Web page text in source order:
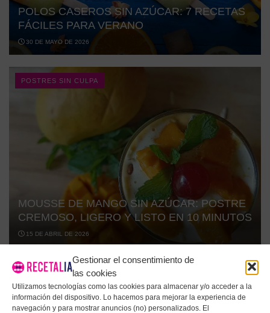
Gestionar el consentimiento de
las cookies
Utilizamos tecnologías como las cookies para almacenar y/o acceder a la
información del dispositivo. Lo hacemos para mejorar la experiencia de
navegación y para mostrar anuncios (no) personalizados. El
POLOS CASEROS SIN AZÚCAR: 7 RECETAS
FÁCILES PARA VERANO
30 DE MAYO DE 2026
POSTRES SIN CULPA
MOUSSE DE MANGO SIN AZÚCAR: POSTRE
CREMOSO, LIGERO Y LISTO EN 10 MINUTOS
15 DE ABRIL DE 2026
POSTRES SIN CULPA